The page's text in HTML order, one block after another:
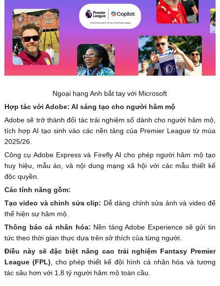
Ngoại hạng Anh bắt tay với Microsoft
Hợp tác với Adobe: AI sáng tạo cho người hâm mộ
Adobe sẽ trở thành đối tác trải nghiệm số dành cho người hâm mộ,
tích hợp AI tạo sinh vào các nền tảng của Premier League từ mùa
2025/26.
Công cụ Adobe Express và Firefly AI cho phép người hâm mộ tạo
huy hiệu, mẫu áo, và nội dung mạng xã hội với các mẫu thiết kế
độc quyền.
Các tính năng gồm:
Tạo video và chỉnh sửa clip: Dễ dàng chỉnh sửa ảnh và video để
thể hiện sự hâm mộ.
Thông báo cá nhân hóa: Nền tảng Adobe Experience sẽ gửi tin
tức theo thời gian thực dựa trên sở thích của từng người.
Điều này sẽ đặc biệt nâng cao trải nghiệm Fantasy Premier
League (FPL) , cho phép thiết kế đội hình cá nhân hóa và tương
tác sâu hơn với 1,8 tỷ người hâm mộ toàn cầu.